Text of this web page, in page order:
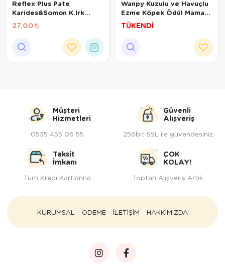
Reflex Plus Pate
Karides&Somon K.Irk
Yet.Köpek 85Gr
27,00
Wanpy Kuzulu ve Havuçlu
Ezme Köpek Ödül Maması
90 Gr
TÜKENDİ
Müşteri
Hizmetleri
0535 455 06 55
Güvenli
Alışveriş
256bit SSL ile güvendesiniz
Taksit
İmkanı
Tüm Kredi Kartlarına
ÇOK
KOLAY!
Toptan Alışveriş Artık
KURUMSAL ÖDEME İLETİŞİM HAKKIMIZDA